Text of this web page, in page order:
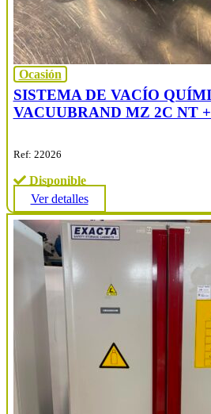
Ocasión
SISTEMA DE VACÍO
VACUUBRAND MZ 2C NT
Ref: 22026
Disponible
Ver detalles